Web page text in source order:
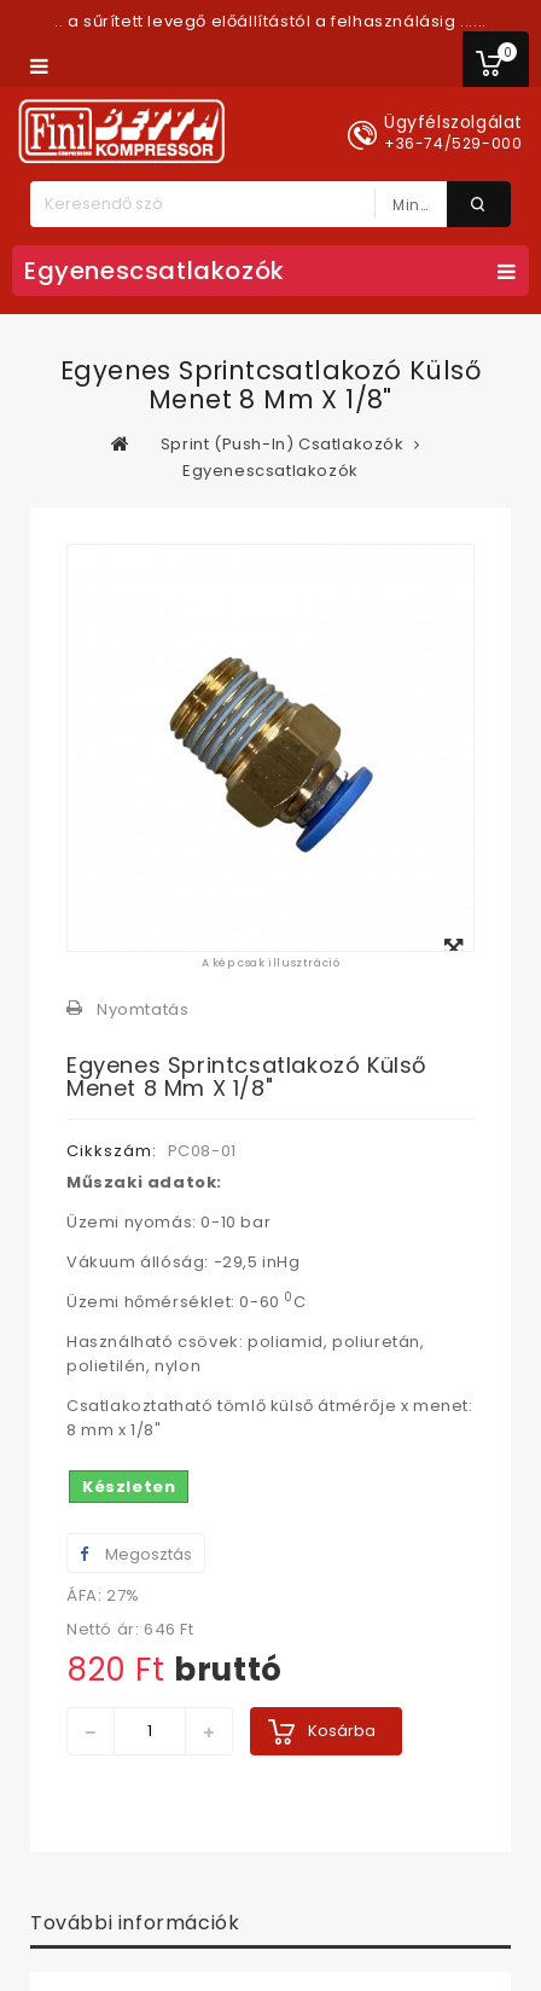
.. a sűrített levegő előállítástól a felhasználásig ......
0
Ügyfélszolgálat
+36-74/529-000
Minden Kategória
Egyenescsatlakozók
Egyenes Sprintcsatlakozó Külső
Menet 8 Mm X 1/8"
Sprint (Push-In) Csatlakozók
Egyenescsatlakozók
A kép csak illusztráció
Nyomtatás
Egyenes Sprintcsatlakozó Külső
Menet 8 Mm X 1/8"
Cikkszám:
PC08-01
Műszaki adatok:
Üzemi nyomás: 0-10 bar
Vákuum állóság: -29,5 inHg
Üzemi hőmérséklet: 0-60 0C
Használható csövek: poliamid, poliuretán,
polietilén, nylon
Csatlakoztatható tömlő külső átmérője x menet:
8 mm x 1/8"
Készleten
Megosztás
ÁFA: 27%
Nettó ár: 646 Ft‎
820 Ft‎ bruttó
Kosárba
További információk